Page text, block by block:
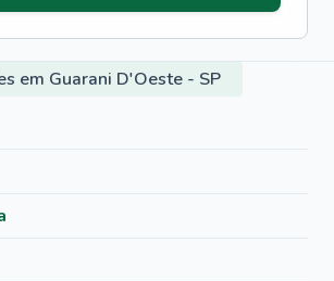
em Guarani D'Oeste - SP